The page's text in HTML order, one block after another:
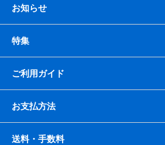
お知らせ
特集
ご利用ガイド
お支払方法
送料・手数料